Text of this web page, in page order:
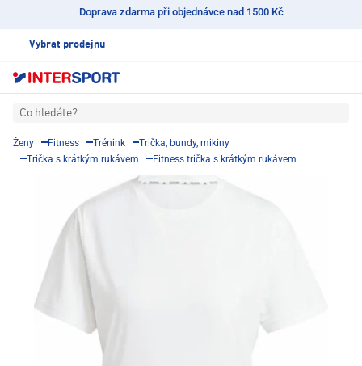
Doprava zdarma při objednávce nad 1500 Kč
Vybrat prodejnu
Co hledáte?
Ženy Fitness Trénink
Trička, bundy, mikiny
Trička s krátkým rukávem
Fitness trička s krátkým rukávem